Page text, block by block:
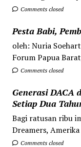
Comments closed
Pesta Babi,
oleh: Nuria
Forum Papua
Comments closed
Generasi DACA
Setiap Dua
Bagi ratusan ribu
Dreamers, Amerika
Comments closed